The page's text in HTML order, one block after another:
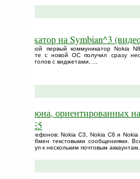
на Symbian^3
свой первый коммуникатор Nokia
вместе с новой ОС получил сразу
рабочих столов с виджетами, ...
телефона, ориентированных
C3, E5
тройку телефонов: Nokia C3, Nokia C6 и
сетях и обмен текстовыми сообщениями.
доступ к нескольким почтовым аккаунтам,